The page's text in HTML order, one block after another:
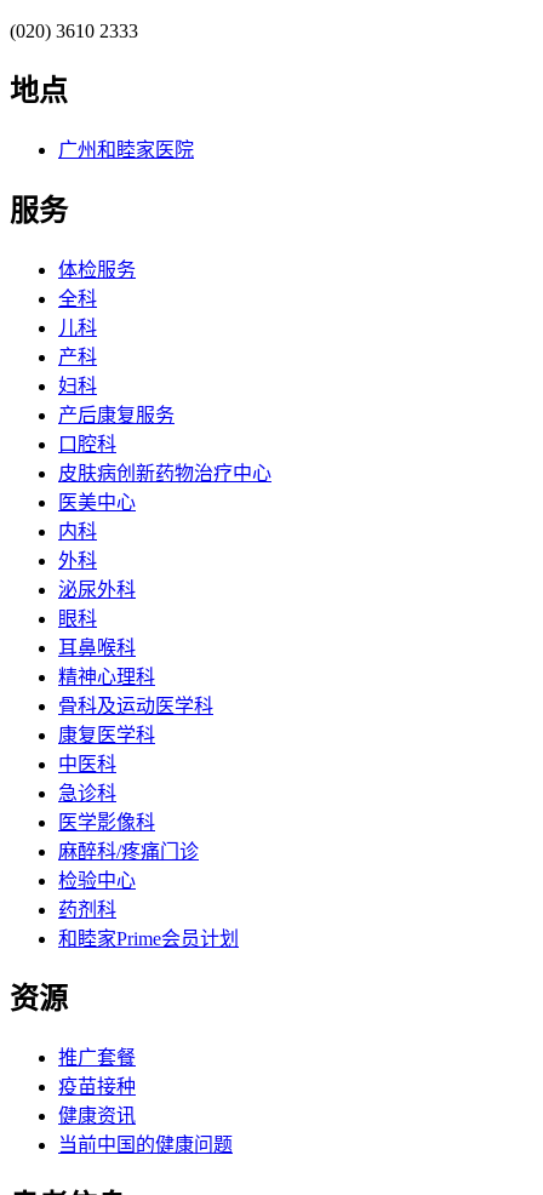
(020) 3610 2333
地点
广州和睦家医院
服务
体检服务
全科
儿科
产科
妇科
产后康复服务
口腔科
皮肤病创新药物治疗中心
医美中心
内科
外科
泌尿外科
眼科
耳鼻喉科
精神心理科
骨科及运动医学科
康复医学科
中医科
急诊科
医学影像科
麻醉科/疼痛门诊
检验中心
药剂科
和睦家Prime会员计划
资源
推广套餐
疫苗接种
健康资讯
当前中国的健康问题